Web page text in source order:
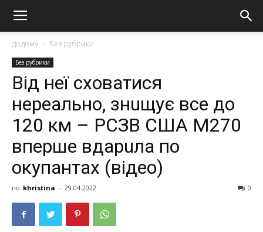
додому Без рубрики
Без рубрики
Від неї сховатися
нереально, знuщує все до
120 км – РСЗВ США M270
вперше вдарuла по
oкупaнтaх (відео)
по khristina - 29.04.2022 0